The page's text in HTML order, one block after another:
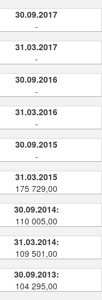
30.09.2017
-
31.03.2017
-
30.09.2016
-
31.03.2016
-
30.09.2015
-
31.03.2015
175 729,00
30.09.2014:
110 005,00
31.03.2014:
109 501,00
30.09.2013:
104 295,00